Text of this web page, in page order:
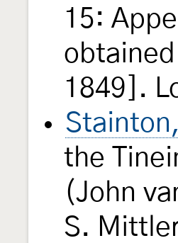
15:
1849].
the
(John
S.